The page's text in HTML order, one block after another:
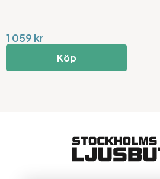
1 059 kr
Köp